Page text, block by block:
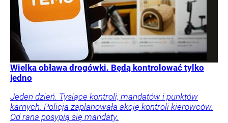
Wielka obława drogówki. Będą kontrolować tylko
jedno
Jeden dzień. Tysiące kontroli, mandatów i punktów
karnych. Policja zaplanowała akcję kontroli kierowców.
Od rana posypią się mandaty.